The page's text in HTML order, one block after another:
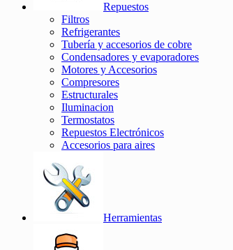
Repuestos
Filtros
Refrigerantes
Tubería y accesorios de cobre
Condensadores y evaporadores
Motores y Accesorios
Compresores
Estructurales
Iluminacion
Termostatos
Repuestos Electrónicos
Accesorios para aires
Herramientas